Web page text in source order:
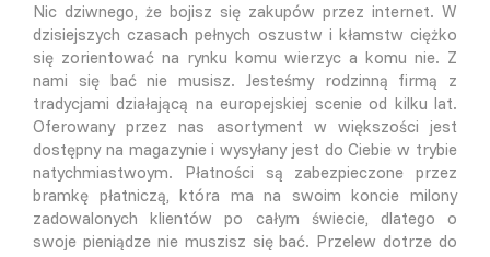
Nic dziwnego, że bojisz się zakupów przez internet. W
dzisiejszych czasach pełnych oszustw i kłamstw ciężko
się zorientować na rynku komu wierzyc a komu nie. Z
nami się bać nie musisz. Jesteśmy rodzinną firmą z
tradycjami działającą na europejskiej scenie od kilku lat.
Oferowany przez nas asortyment w większości jest
dostępny na magazynie i wysyłany jest do Ciebie w trybie
natychmiastwoym. Płatności są zabezpieczone przez
bramkę płatniczą, która ma na swoim koncie milony
zadowalonych klientów po całym świecie, dlatego o
swoje pieniądze nie muszisz się bać. Przelew dotrze do